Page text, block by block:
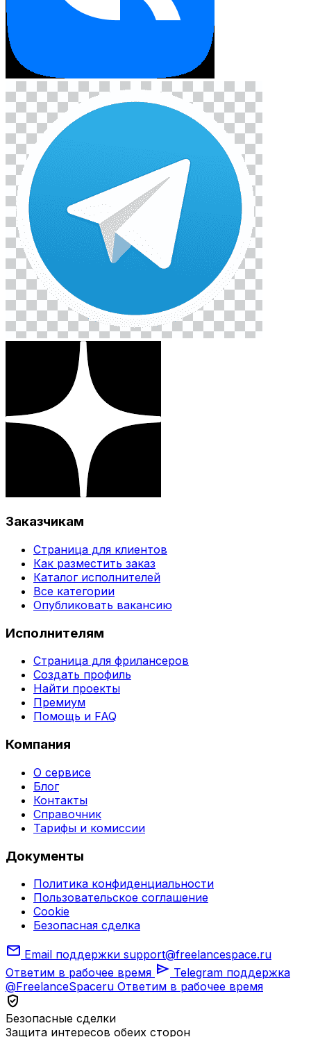
Заказчикам
Страница для клиентов
Как разместить заказ
Каталог исполнителей
Все категории
Опубликовать вакансию
Исполнителям
Страница для фрилансеров
Создать профиль
Найти проекты
Премиум
Помощь и FAQ
Компания
О сервисе
Блог
Контакты
Справочник
Тарифы и комиссии
Документы
Политика конфиденциальности
Пользовательское соглашение
Cookie
Безопасная сделка
mail Email поддержки support@freelancespace.ru
Ответим в рабочее время send Telegram поддержка
@FreelanceSpaceru Ответим в рабочее время
verified_user
Безопасные сделки
Защита интересов обеих сторон